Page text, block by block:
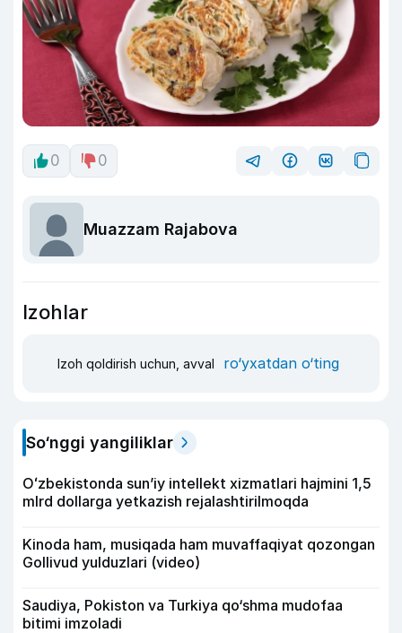
0 0
Muazzam Rajabova
Izohlar
Izoh qoldirish uchun, avval ro‘yxatdan o‘ting
So‘nggi yangiliklar
Oʻzbekistonda sunʼiy intellekt xizmatlari hajmini 1,5
mlrd dollarga yetkazish rejalashtirilmoqda
Kinoda ham, musiqada ham muvaffaqiyat qozongan
Gollivud yulduzlari (video)
Saudiya, Pokiston va Turkiya qo‘shma mudofaa
bitimi imzoladi